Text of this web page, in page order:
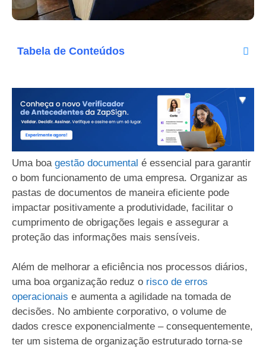
Tabela de Conteúdos
Uma boa gestão documental é essencial para garantir
o bom funcionamento de uma empresa. Organizar as
pastas de documentos de maneira eficiente pode
impactar positivamente a produtividade, facilitar o
cumprimento de obrigações legais e assegurar a
proteção das informações mais sensíveis.
Além de melhorar a eficiência nos processos diários,
uma boa organização reduz o risco de erros
operacionais e aumenta a agilidade na tomada de
decisões. No ambiente corporativo, o volume de
dados cresce exponencialmente – consequentemente,
ter um sistema de organização estruturado torna-se